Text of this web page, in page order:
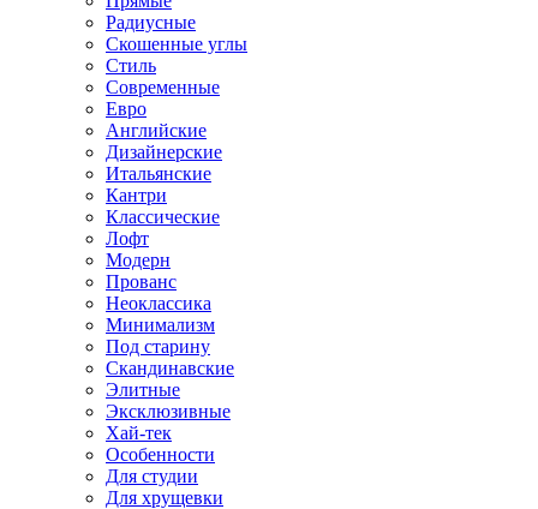
Радиусные
Скошенные углы
Стиль
Современные
Евро
Английские
Дизайнерские
Итальянские
Кантри
Классические
Лофт
Модерн
Прованс
Неоклассика
Минимализм
Под старину
Скандинавские
Элитные
Эксклюзивные
Хай-тек
Особенности
Для студии
Для хрущевки